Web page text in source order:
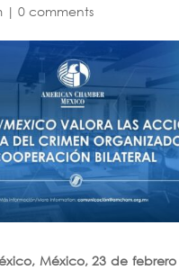
| 0 comments
México, 23 de febrero